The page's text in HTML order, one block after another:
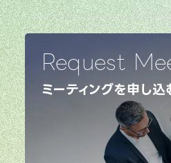
Request
ミーティングを申し込